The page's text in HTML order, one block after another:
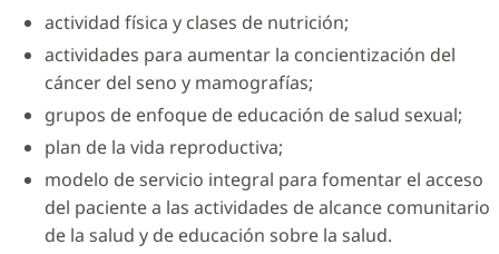
actividad física y clases de nutrición;
actividades para aumentar la concientización del
cáncer del seno y mamografías;
grupos de enfoque de educación de salud sexual;
plan de la vida reproductiva;
modelo de servicio integral para fomentar el acceso
del paciente a las actividades de alcance comunitario
de la salud y de educación sobre la salud.